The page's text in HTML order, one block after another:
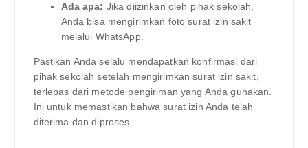
Ada apa: Jika diizinkan oleh pihak sekolah,
Anda bisa mengirimkan foto surat izin sakit
melalui WhatsApp.
Pastikan Anda selalu mendapatkan konfirmasi dari
pihak sekolah setelah mengirimkan surat izin sakit,
terlepas dari metode pengiriman yang Anda gunakan.
Ini untuk memastikan bahwa surat izin Anda telah
diterima dan diproses.